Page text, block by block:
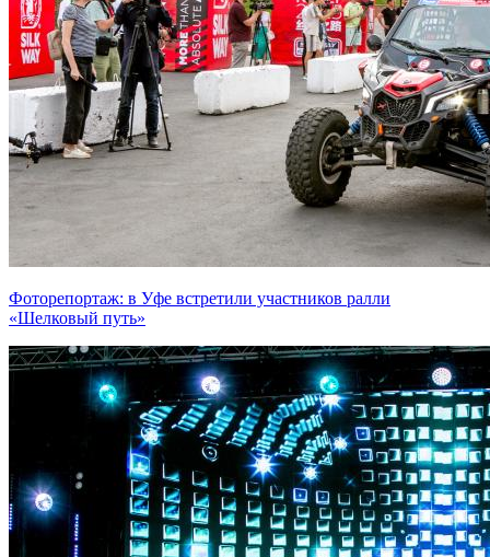
Фоторепортаж: в Уфе встретили участников ралли
«Шелковый путь»